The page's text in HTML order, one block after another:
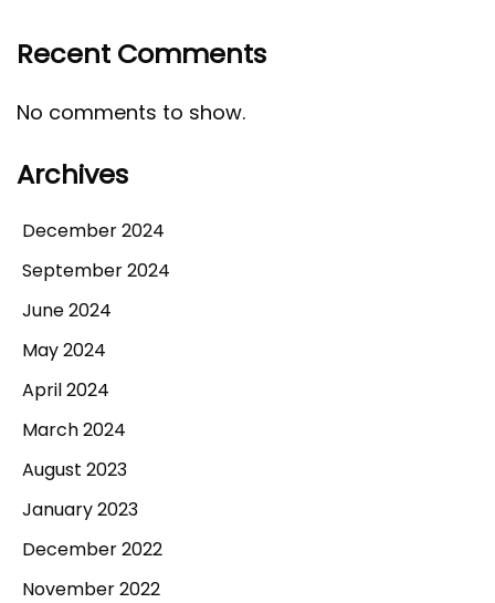
Recent Comments
No comments to show.
Archives
December 2024
September 2024
June 2024
May 2024
April 2024
March 2024
August 2023
January 2023
December 2022
November 2022